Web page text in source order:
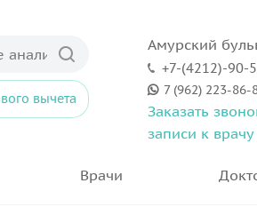
вычета
Амурский
+7-(4212)-90-
7 (962) 223-86-
Заказать
записи к врачу
Врачи